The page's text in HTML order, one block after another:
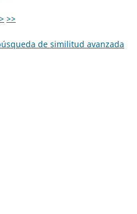
> >>
de similitud avanzada